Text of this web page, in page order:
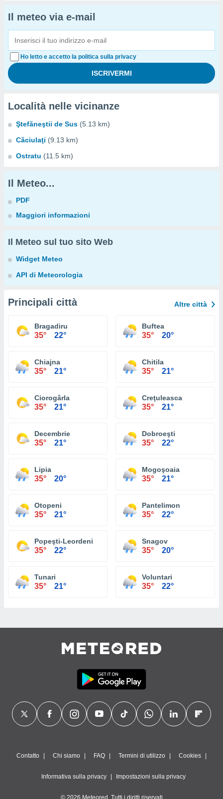
Il meteo via e-mail
Ho letto e accetto la politica sulla privacy
Località nelle vicinanze
Ştefăneştii de Sus (5.13 km)
Căciulaţi (9.13 km)
Ostratu (11.5 km)
Il Meteo...
PDF
Maggiori informazioni
Il Meteo sul tuo sito Web
Widget Meteo
API di Meteorologia
Principali città Altre città
Bragadiru
35° 22°
Buftea
35° 20°
Chiajna
35° 21°
Chitila
35° 21°
Ciorogârla
35° 21°
Creţuleasca
35° 21°
Decembrie
35° 21°
Dobroeşti
35° 22°
Lipia
35° 20°
Mogoşoaia
35° 21°
Otopeni
35° 21°
Pantelimon
35° 22°
Popeşti-Leordeni
35° 22°
Snagov
35° 20°
Tunari
35° 21°
Voluntari
35° 22°
Contatto Chi siamo FAQ Termini di utilizzo Cookies
Informativa sulla privacy Impostazioni sulla privacy
© 2026 Meteored. Tutti i diritti riservati